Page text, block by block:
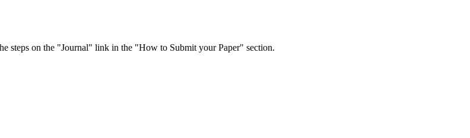
steps on the "Journal" link in the "How to Submit your Paper" section.